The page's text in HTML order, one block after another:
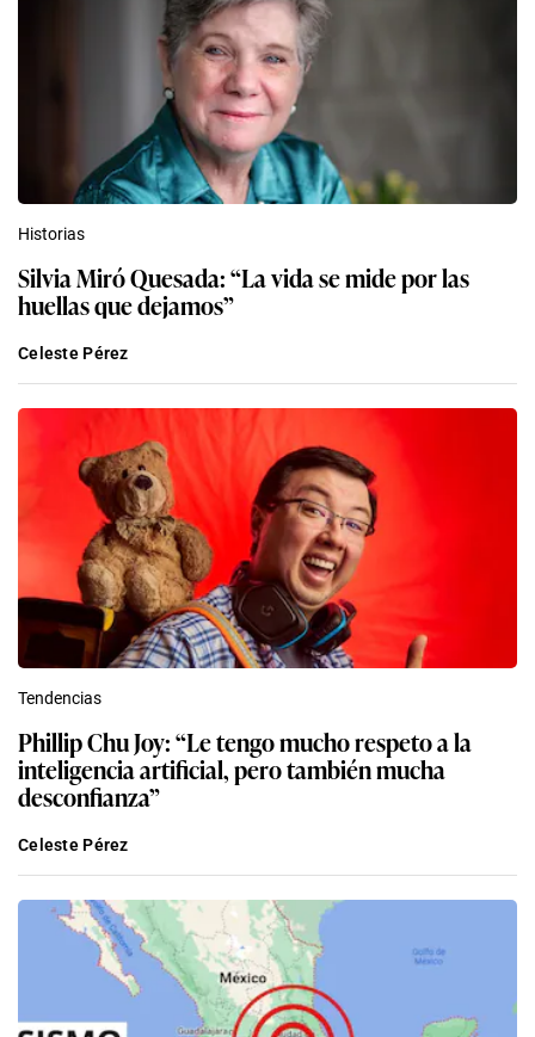
Historias
Silvia Miró Quesada: “La vida se mide por las
huellas que dejamos”
Celeste Pérez
Tendencias
Phillip Chu Joy: “Le tengo mucho respeto a la
inteligencia artificial, pero también mucha
desconfianza”
Celeste Pérez